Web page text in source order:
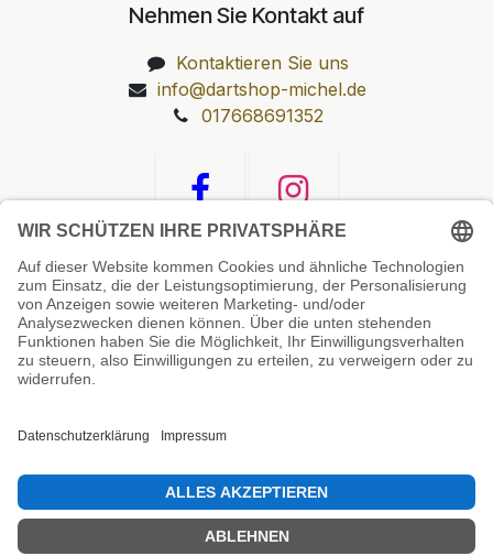
Nehmen Sie Kontakt auf
Kontaktieren Sie uns
info@dartshop-michel.de
017668691352
Unsere Prüfsiegel